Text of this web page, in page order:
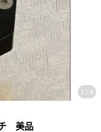
1 / 6
美品